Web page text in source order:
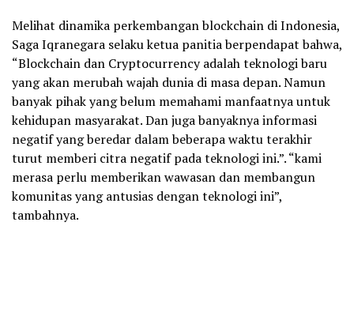
Melihat dinamika perkembangan blockchain di Indonesia,
Saga Iqranegara selaku ketua panitia berpendapat bahwa,
“Blockchain dan Cryptocurrency adalah teknologi baru
yang akan merubah wajah dunia di masa depan. Namun
banyak pihak yang belum memahami manfaatnya untuk
kehidupan masyarakat. Dan juga banyaknya informasi
negatif yang beredar dalam beberapa waktu terakhir
turut memberi citra negatif pada teknologi ini.”. “kami
merasa perlu memberikan wawasan dan membangun
komunitas yang antusias dengan teknologi ini”,
tambahnya.